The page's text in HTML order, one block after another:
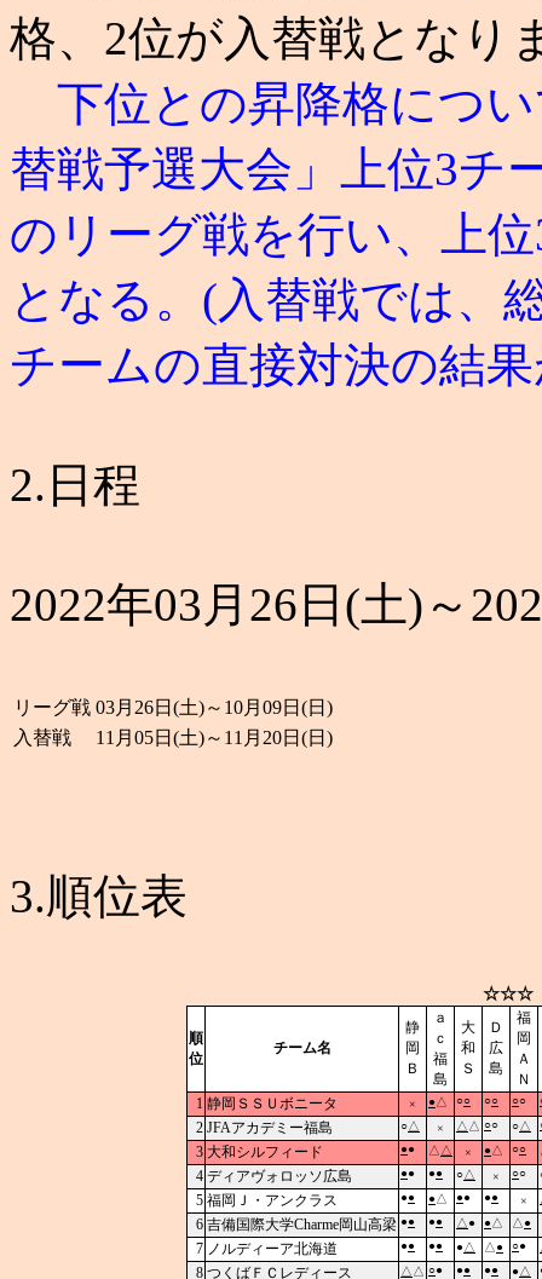
格、2位が入替戦となり
下位との昇降格につい
替戦予選大会」上位3チ
のリーグ戦を行い、上
となる。 (入替戦では、
チームの直接対決の結
2.日程
2022年03月26日(土)～
リーグ戦 03月26日(土)～10月09日(日)
入替戦
11月05日(土)～11月20日(日)
3.順位表
☆☆☆
順
位
チーム名
静
岡
Ｂ
ａ
ｃ
福
島
大
和
Ｓ
Ｄ
広
島
福
岡
Ａ
Ｎ
1 静岡ＳＳＵボニータ × ●△ ○○ ○○ ○○
2 JFAアカデミー福島 ○△ × △ △ ○○ ○△
3 大和シルフィード ●● △ △ × ●△ ○○
4 ディアヴォロッソ広島 ●● ●● ○△ × ○○
5 福岡Ｊ・アンクラス ●● ●△ ●● ●● ×
6 吉備国際大学Charme岡山高梁 ●● ●● △ ● ● △ △ ●
7 ノルディーア北海道 ●● ●● ●△ △ ● ○●
8 つくばＦＣレディース △ △ ○● ●● ●● ● △